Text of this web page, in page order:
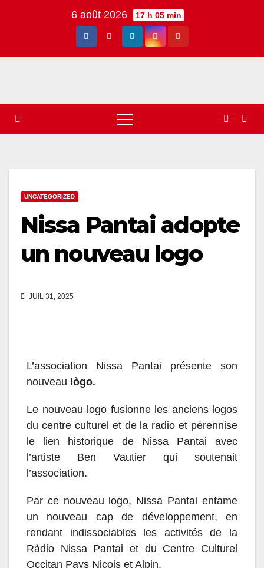
6 août 2026 17 h 05 min
UNCATEGORIZED
Nissa Pantai adopte
un nouveau logo
JUIL 31, 2025
L’association Nissa Pantai présente son
nouveau lògo.
Le nouveau logo fusionne les anciens logos
du centre culturel et de la radio et pérennise
le lien historique de Nissa Pantai avec
l’artiste Ben Vautier qui soutenait
l’association.
Par ce nouveau logo, Nissa Pantai entame
un nouveau cap de développement, en
rendant indissociables les activités de la
Ràdio Nissa Pantai et du Centre Culturel
Occitan Pays Niçois et Alpin.